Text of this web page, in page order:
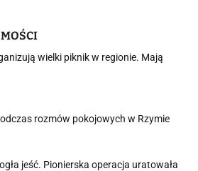
wielki piknik w regionie. Mają
rozmów pokojowych w Rzymie
jeść. Pionierska operacja uratowała